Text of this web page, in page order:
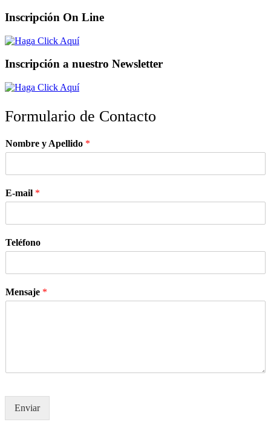
Inscripción On Line
Inscripción a nuestro Newsletter
Formulario de Contacto
Nombre y Apellido *
E-mail *
Teléfono
Mensaje *
Enviar